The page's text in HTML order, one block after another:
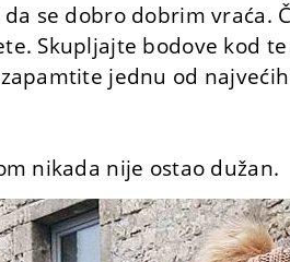
se dobro dobrim vraća.
Skupljajte bodove kod
zapamtite jednu od
nikada nije ostao dužan.